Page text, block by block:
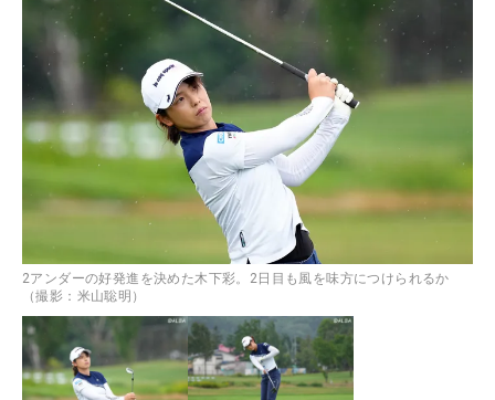
2アンダーの好発進を決めた木下彩。2日目も風を味方につけられるか
（撮影：米山聡明）